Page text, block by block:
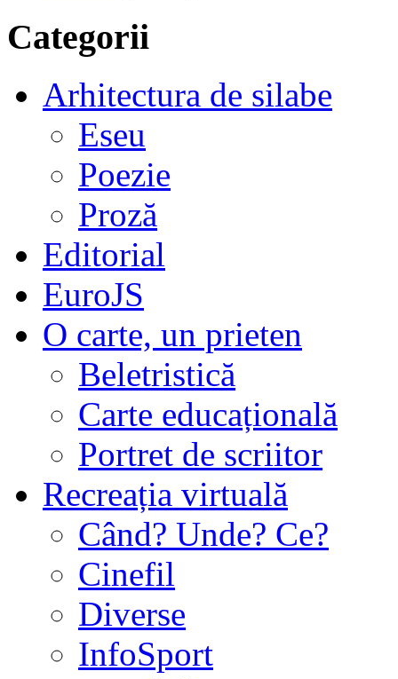
Categorii
Arhitectura de silabe
Eseu
Poezie
Proză
Editorial
EuroJS
O carte, un prieten
Beletristică
Carte educațională
Portret de scriitor
Recreația virtuală
Când? Unde? Ce?
Cinefil
Diverse
InfoSport